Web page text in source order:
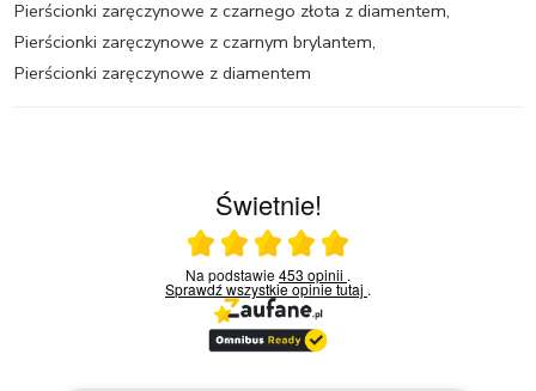
Pierścionki zaręczynowe z czarnego złota z diamentem,
Pierścionki zaręczynowe z czarnym brylantem,
Pierścionki zaręczynowe z diamentem
Świetnie!
Ocena średnia 5 na 5
Na podstawie453 opinii .
Sprawdź wszystkie opinietutaj .